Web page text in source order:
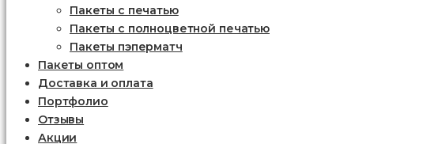
Пакеты c печатью
Пакеты с полноцветной печатью
Пакеты пэперматч
Пакеты оптом
Доставка и оплата
Портфолио
Отзывы
Акции